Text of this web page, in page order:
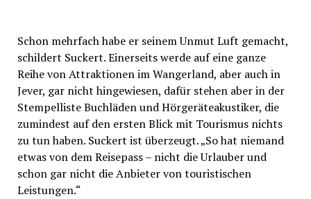
Schon mehrfach habe er seinem Unmut Luft gemacht,
schildert Suckert. Einerseits werde auf eine ganze
Reihe von Attraktionen im Wangerland, aber auch in
Jever, gar nicht hingewiesen, dafür stehen aber in der
Stempelliste Buchläden und Hörgeräteakustiker, die
zumindest auf den ersten Blick mit Tourismus nichts
zu tun haben. Suckert ist überzeugt. „So hat niemand
etwas von dem Reisepass – nicht die Urlauber und
schon gar nicht die Anbieter von touristischen
Leistungen.“